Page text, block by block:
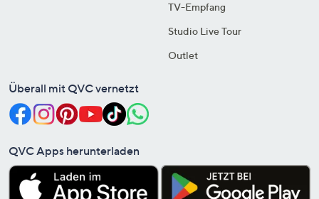
TV-Empfang
Studio Live Tour
Outlet
Überall mit QVC vernetzt
QVC Apps herunterladen